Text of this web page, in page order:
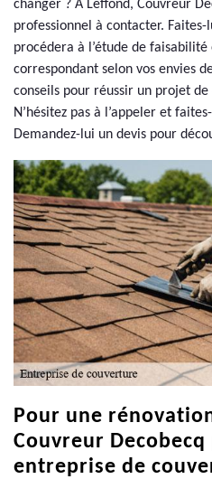
changer ? A Leffond, Couvreur
professionnel à contacter.
procédera à l’étude de
correspondant selon vos envies
conseils pour réussir un projet
N’hésitez pas à l’appeler et
Demandez-lui un devis pour
Pour une
Couvreur
entreprise de